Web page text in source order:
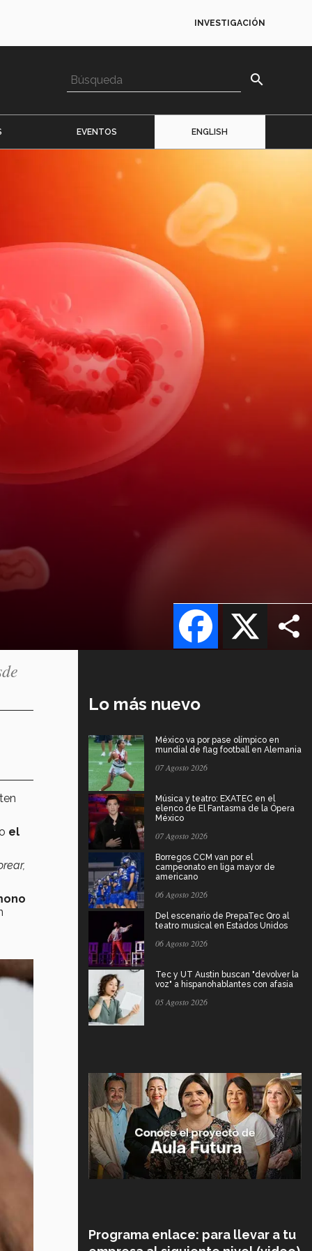
INVESTIGACIÓN
search
EVENTOS ENGLISH
X
Facebook
el
Lo más nuevo
México va por pase olímpico en
mundial de flag football en Alemania
07 Agosto 2026
Música y teatro: EXATEC en el
elenco de El Fantasma de la Ópera
México
07 Agosto 2026
Borregos CCM van por el
campeonato en liga mayor de
americano
06 Agosto 2026
Del escenario de PrepaTec Qro al
teatro musical en Estados Unidos
06 Agosto 2026
Tec y UT Austin buscan "devolver la
voz" a hispanohablantes con afasia
05 Agosto 2026
Programa enlace: para llevar a tu